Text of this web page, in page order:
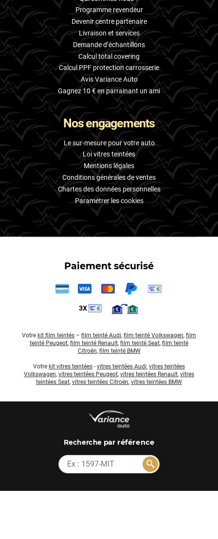
Programme revendeur
Devenir centre partenaire
Livraison et services
Demande d’échantillons
Calcul total covering
Calcul PPF protection carrosserie
Avis Variance Auto
Gagnez 10 € en parrainant un ami
Nos engagements
Le sur-mesure pour votre auto
Loi vitres teintées
Mentions légales
Conditions générales de ventes
Chartes des données personnelles
Paramétrer les cookies
Paiement sécurisé
3X
Votre kit film teintés – film teinté Audi, film teinté Volkswagen, film
teinté Peugeot, film teinté Renault, film teinté Seat, film teinté
Citroën, film teinté BMW
Votre kit vitres teintées - vitres teintées Audi, vitres teintées
Volkswagen, vitres teintées Peugeot, vitres teintées Renault, vitres
teintées Seat, vitres teintées Citroën, vitres teintées BMW
Recherchepar référence